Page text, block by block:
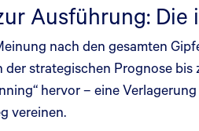
Ausführung:
nach den gesamten
strategischen Prognose
hervor – eine
vereinen.